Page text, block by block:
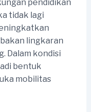
pendidikan
tidak lagi
lingkaran
Dalam kondisi
bentuk
mobilitas